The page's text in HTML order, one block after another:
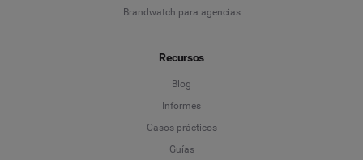
Brandwatch para agencias
Recursos
Blog
Informes
Casos prácticos
Guías